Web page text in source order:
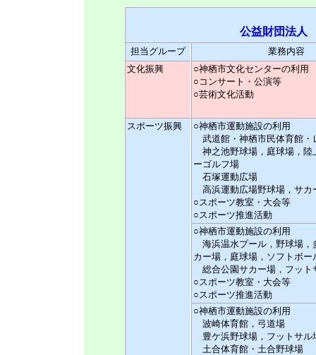
公益財団法人
担当グループ
業務内容
文化振興
○神栖市文化センターの利用
○コンサート・公演等
○芸術文化活動
スポーツ振興
○神栖市運動施設の利用
武道館・神栖市民体育館・
神之池野球場，庭球場，陸
ーゴルフ場
石塚運動広場
高浜運動広場野球場，サカ
○スポーツ教室・大会等
○スポーツ推進活動
○神栖市運動施設の利用
海浜温水プール，野球場，
カー場，庭球場，ソフトボー
総合公園サカー場，フット
○スポーツ教室・大会等
○スポーツ推進活動
○神栖市運動施設の利用
波崎体育館，弓道場
豊ケ浜野球場，フットサル
土合体育館・土合野球場